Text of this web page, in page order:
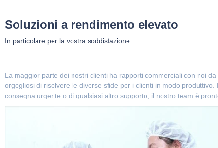
Soluzioni a rendimento elevato
In particolare per la vostra soddisfazione.
La maggior parte dei nostri clienti ha rapporti commerciali con noi
orgogliosi di risolvere le diverse sfide per i clienti in modo
consegna urgente o di qualsiasi altro supporto, il nostro team è